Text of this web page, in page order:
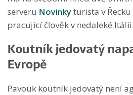
serveru Novinkyturista v
pracující člověk v nedaleké Itálii.
Koutník jedovatý
Evropě
Pavouk koutník jedovatý není